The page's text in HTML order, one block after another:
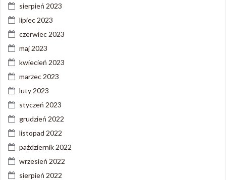
sierpień 2023
lipiec 2023
czerwiec 2023
maj 2023
kwiecień 2023
marzec 2023
luty 2023
styczeń 2023
grudzień 2022
listopad 2022
październik 2022
wrzesień 2022
sierpień 2022